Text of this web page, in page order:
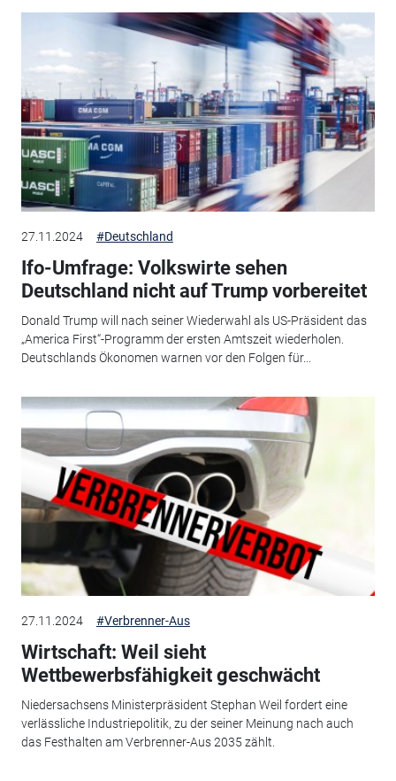
27.11.2024 #Deutschland
Ifo-Umfrage: Volkswirte sehen
Deutschland nicht auf Trump vorbereitet
Donald Trump will nach seiner Wiederwahl als US-Präsident das
„America First“-Programm der ersten Amtszeit wiederholen.
Deutschlands Ökonomen warnen vor den Folgen für...
27.11.2024 #Verbrenner-Aus
Wirtschaft: Weil sieht
Wettbewerbsfähigkeit geschwächt
Niedersachsens Ministerpräsident Stephan Weil fordert eine
verlässliche Industriepolitik, zu der seiner Meinung nach auch
das Festhalten am Verbrenner-Aus 2035 zählt.